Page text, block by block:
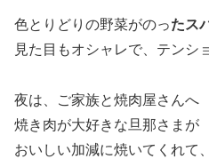
色とりどりの野菜がのったス
見た目もオシャレで、テンシ
夜は、ご家族と焼肉屋さんへ
焼き肉が大好きな旦那さまが
おいしい加減に焼いてくれて